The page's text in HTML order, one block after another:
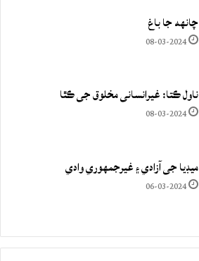
چانهه جا باغ
08-03-2024
ناول ڪتا: غيرانساني مخلوق جي ڪٿا
08-03-2024
ميڊيا جي آزادي ۽ غيرجمھوري وادي
06-03-2024